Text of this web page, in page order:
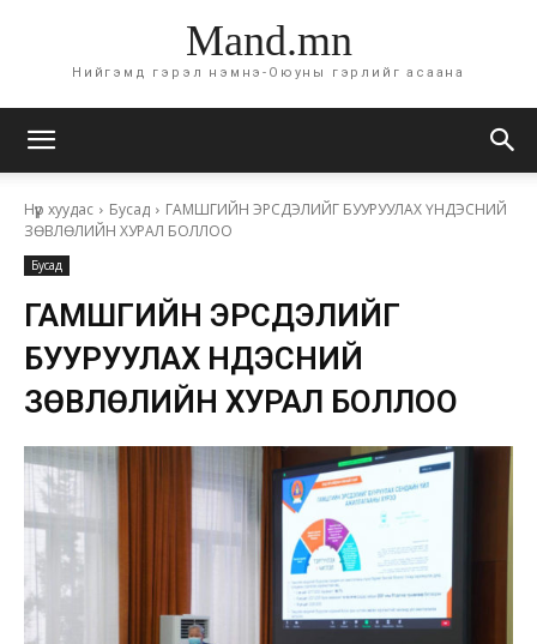
Mand.mn
Нийгэмд гэрэл нэмнэ-Оюуны гэрлийг асаана
Нүүр хуудас Бусад
ГАМШГИЙН ЭРСДЭЛИЙГ БУУРУУЛАХ ҮНДЭСНИЙ
ЗӨВЛӨЛИЙН ХУРАЛ БОЛЛОО
Бусад
ГАМШГИЙН ЭРСДЭЛИЙГ
БУУРУУЛАХ ҮНДЭСНИЙ
ЗӨВЛӨЛИЙН ХУРАЛ БОЛЛОО